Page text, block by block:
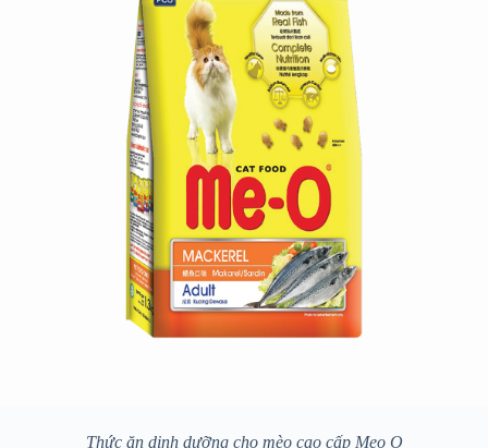
Thức ăn dinh dưỡng cho mèo cao cấp Meo O